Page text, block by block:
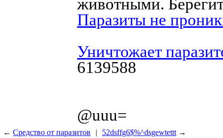
животными.
Паразиты не
Уничтожает
6139588
@uuu=
← Средство от паразитов | 52dsffg6$%^dsgewtettt →